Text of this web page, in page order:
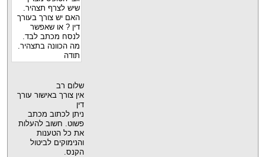
שיש לצרף תצהיר.
האם יש צורך בעורך
דין ? או שאפשר
לנסח מכתב לבד.
מה הכוונה בתצהיר.
תודה
שלום רב
אין צורך באישור עורך
דין
ניתן לכתוב מכתב
פשוט. חשוב להעלות
את כל הטענות
והנימוקים לביטול
הקנס.